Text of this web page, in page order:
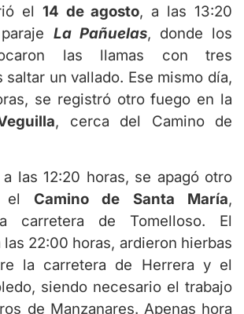
el 14 de agosto, a las 13:20
La Pañuelas, donde los
las llamas con tres
un vallado. Ese mismo día,
se registró otro fuego en la
, cerca del Camino de
a las 12:20 horas, se apagó otro
el Camino de Santa María,
carretera de Tomelloso. El
las 22:00 horas, ardieron hierbas
la carretera de Herrera y el
siendo necesario el trabajo
de Manzanares. Apenas hora